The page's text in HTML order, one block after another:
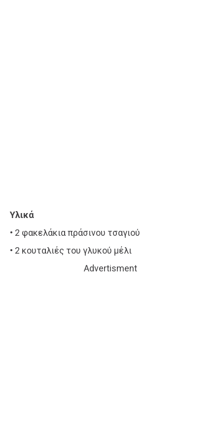
Υλικά
• 2 φακελάκια πράσινου τσαγιού
• 2 κουταλιές του γλυκού μέλι
Advertisment